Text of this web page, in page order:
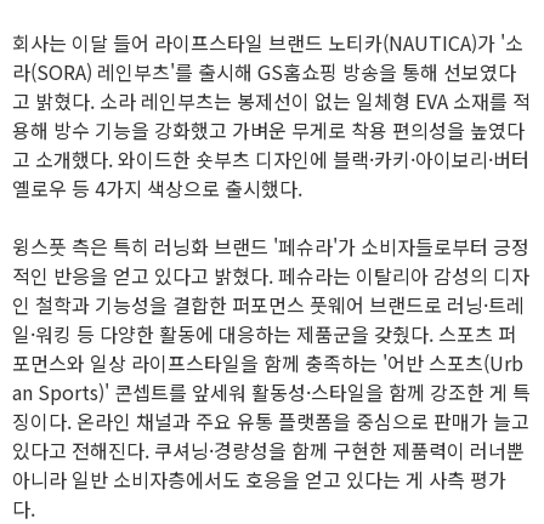
회사는 이달 들어 라이프스타일 브랜드 노티카(NAUTICA)가 '소
라(SORA) 레인부츠'를 출시해 GS홈쇼핑 방송을 통해 선보였다
고 밝혔다. 소라 레인부츠는 봉제선이 없는 일체형 EVA 소재를 적
용해 방수 기능을 강화했고 가벼운 무게로 착용 편의성을 높였다
고 소개했다. 와이드한 숏부츠 디자인에 블랙·카키·아이보리·버터
옐로우 등 4가지 색상으로 출시했다.
윙스풋 측은 특히 러닝화 브랜드 '페슈라'가 소비자들로부터 긍정
적인 반응을 얻고 있다고 밝혔다. 페슈라는 이탈리아 감성의 디자
인 철학과 기능성을 결합한 퍼포먼스 풋웨어 브랜드로 러닝·트레
일·워킹 등 다양한 활동에 대응하는 제품군을 갖췄다. 스포츠 퍼
포먼스와 일상 라이프스타일을 함께 충족하는 '어반 스포츠(Urb
an Sports)' 콘셉트를 앞세워 활동성·스타일을 함께 강조한 게 특
징이다. 온라인 채널과 주요 유통 플랫폼을 중심으로 판매가 늘고
있다고 전해진다. 쿠셔닝·경량성을 함께 구현한 제품력이 러너뿐
아니라 일반 소비자층에서도 호응을 얻고 있다는 게 사측 평가
다.